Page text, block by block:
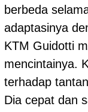
berbeda
adaptasinya
KTM Guidotti
mencintainya.
terhadap
Dia cepat dan